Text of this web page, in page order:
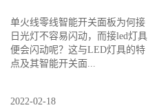
单火线零线智能开关面板为何接
日光灯不容易闪动，而接led灯具
便会闪动呢？这与LED灯具的特
点及其智能开关面...
2022-02-18